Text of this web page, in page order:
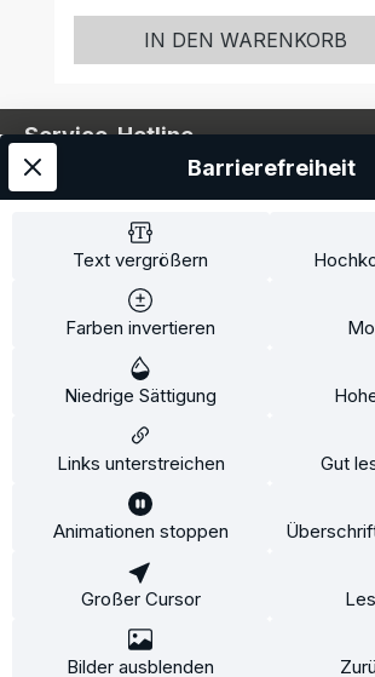
IN DEN WARENKORB
Service-Hotline
Service
Information
* Alle Preise inkl. gesetzl.
und ggf.
Text vergrößern
Farben invertieren
Niedrige Sättigung
Links unterstreichen Gut
Animationen stoppen
Großer Cursor
Bilder ausblenden
Barrierefreiheit
Diese Website verwendet Cookies, um
Erfahrung bieten zu können.
Mehr
Nur technisch
Alle Cookies